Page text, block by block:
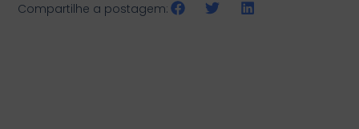
Compartilhe a postagem: